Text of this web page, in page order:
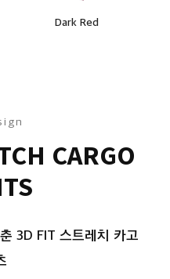
Dark Red
CARGO
3D FIT 스트레치 카고